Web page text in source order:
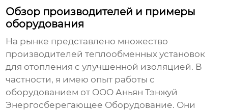
Обзор производителей и примеры
оборудования
На рынке представлено множество
производителейтеплообменных установок
для отопления с улучшенной изоляцией. В
частности, я имею опыт работы с
оборудованием от ООО Аньян Тэнжуй
Энергосберегающее Оборудование. Они